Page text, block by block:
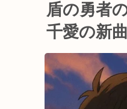
盾の勇者
千愛の新